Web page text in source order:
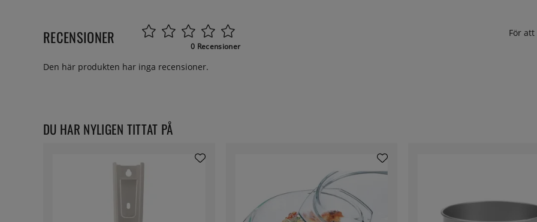
RECENSIONER 0 Recensioner
För
Den här produkten har inga recensioner.
DU HAR NYLIGEN TITTAT PÅ